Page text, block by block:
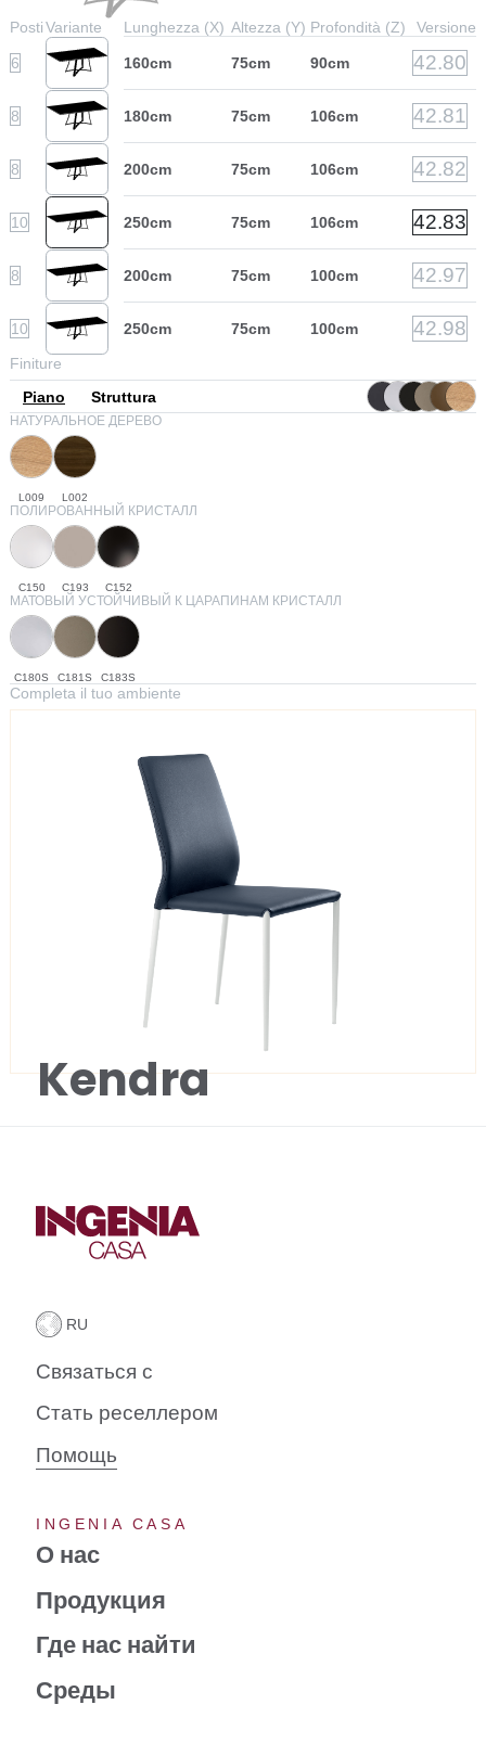
PostiVariante Lunghezza (X) Altezza (Y) Profondità (Z) Versione
6 160cm 75cm 90cm 42.80
8 180cm 75cm 106cm 42.81
8 200cm 75cm 106cm 42.82
10 250cm 75cm 106cm 42.83
8 200cm 75cm 100cm 42.97
10 250cm 75cm 100cm 42.98
Finiture
Piano
Struttura
НАТУРАЛЬНОЕ ДЕРЕВО
L009 L002
ПОЛИРОВАННЫЙ КРИСТАЛЛ
C150 C193 C152
МАТОВЫЙ УСТОЙЧИВЫЙ К ЦАРАПИНАМ КРИСТАЛЛ
C180S C181S C183S
Completa il tuo ambiente
Kendra
Связаться с
Стать реселлером
Помощь
INGENIA CASA
О нас
Продукция
Где нас найти
Среды